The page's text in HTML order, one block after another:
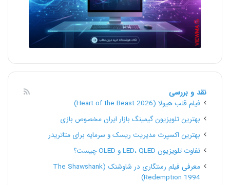
نقد و بررسی
فیلم قلب هیولا (Heart of the Beast 2026)
بهترین تلویزیون گیمینگ بازار ایران مخصوص بازی
بهترین اکسپرت مدیریت ریسک و سرمایه برای متاتریدر
تفاوت تلویزیون LED، QLED و OLED چیست؟
معرفی فیلم رستگاری در شاوشنک (The Shawshank
Redemption 1994)